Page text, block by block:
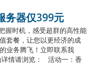
务器仅399元
握时机，感受超群的高性能
套餐，让您以更经济的成
业务腾飞！立即联系我
详情请浏览： 活动一：香